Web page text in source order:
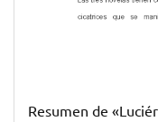
Resumen de